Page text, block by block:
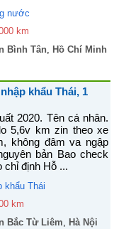
nước
km
Bình Tân, Hồ Chí Minh
khẩu Thái, 1
2020. Tên cá nhân.
5,6v km zin theo xe
không đâm va ngập
bản Bao check
chỉ định Hỗ ...
khẩu Thái
km
Bắc Từ Liêm, Hà Nội